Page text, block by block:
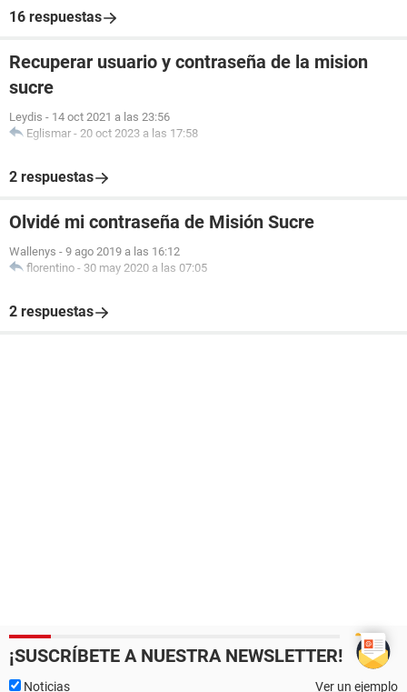
16 respuestas
Recuperar usuario y contraseña de la mision
sucre
Leydis - 14 oct 2021 a las 23:56
Eglismar - 20 oct 2023 a las 17:58
2 respuestas
Olvidé mi contraseña de Misión Sucre
Wallenys - 9 ago 2019 a las 16:12
florentino - 30 may 2020 a las 07:05
2 respuestas
¡SUSCRÍBETE A NUESTRA NEWSLETTER!
Noticias Ver un ejemplo